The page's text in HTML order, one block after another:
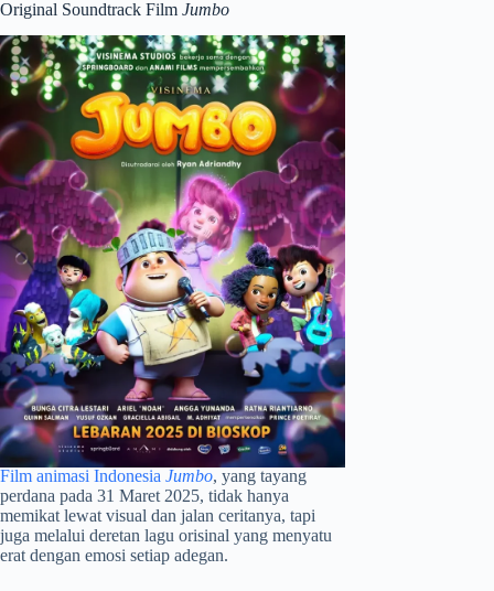
Original Soundtrack Film Jumbo
Film animasi Indonesia Jumbo, yang tayang
perdana pada 31 Maret 2025, tidak hanya
memikat lewat visual dan jalan ceritanya, tapi
juga melalui deretan lagu orisinal yang menyatu
erat dengan emosi setiap adegan.